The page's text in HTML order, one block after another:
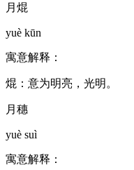
月焜
yuè kūn
寓意解释：
焜：意为明亮，光明。
月穗
yuè suì
寓意解释：